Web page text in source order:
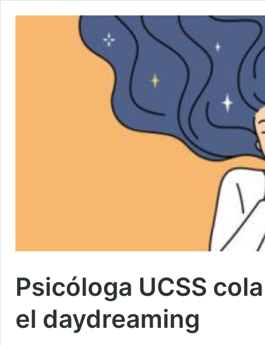
Psicóloga UCSS
el daydreaming